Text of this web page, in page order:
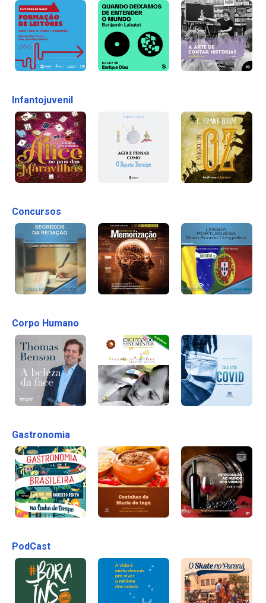
Infantojuvenil
Concursos
Corpo Humano
Gastronomia
PodCast